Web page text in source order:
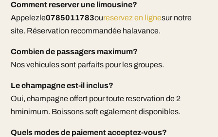
Comment reserver une limousine?
Appelezle0785011783oureservez en lignesur notre
site. Réservation recommandée halavance.
Combien de passagers maximum?
Nos vehicules sont parfaits pour les groupes.
Le champagne est-il inclus?
Oui, champagne offert pour toute reservation de 2
hminimum. Boissons soft egalement disponibles.
Quels modes de paiement acceptez-vous?